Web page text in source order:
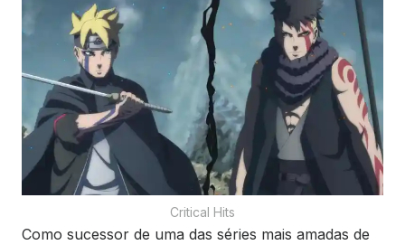
Critical Hits
Como sucessor de uma das séries mais amadas de